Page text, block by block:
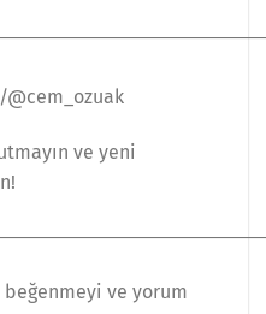
ve yeni
ve yorum